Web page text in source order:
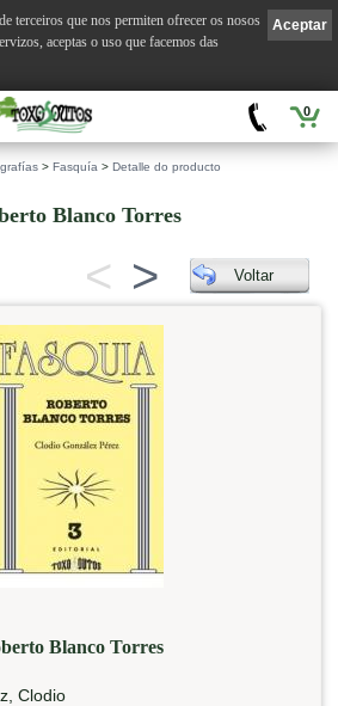
0
> Fasquía > Detalle do producto
Blanco Torres
< > Voltar
Blanco Torres
Clodio
Aceptar
terceiros que nos permiten ofrecer os nosos
aceptas o uso que facemos das